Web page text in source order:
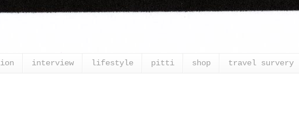
interview lifestyle pitti shop travel survery